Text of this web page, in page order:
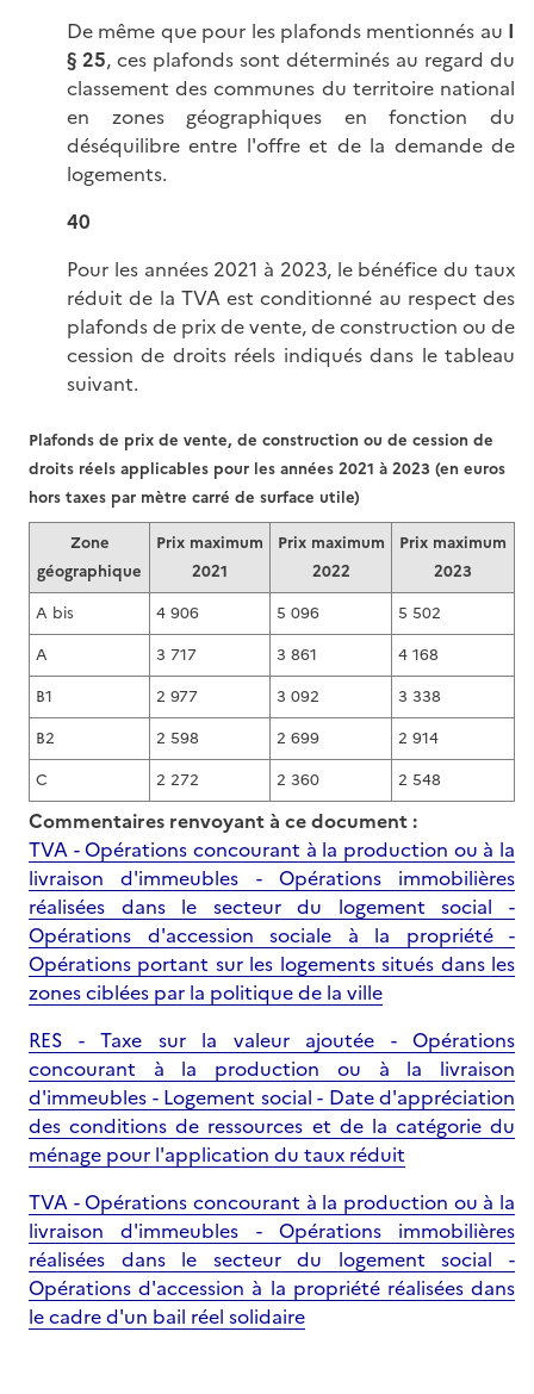
De même que pour les plafonds mentionnés au I
§ 25, ces plafonds sont déterminés au regard du
classement des communes du territoire national
en zones géographiques en fonction du
déséquilibre entre l'offre et de la demande de
logements.
40
Pour les années 2021 à 2023, le bénéfice du taux
réduit de la TVA est conditionné au respect des
plafonds de prix de vente, de construction ou de
cession de droits réels indiqués dans le tableau
suivant.
Zone
géographique
Prix maximum
2021
Prix maximum
2022
Prix maximum
2023
A bis
4 906 5 096
5 502
A
3 717 3 861
4 168
B1
2 977 3 092
3 338
B2
2 598 2 699
2 914
C
2 272 2 360 2 548
Plafonds de prix de vente, de construction ou de cession de
droits réels applicables pour les années 2021 à 2023 (en euros
hors taxes par mètre carré de surface utile)
Commentaires renvoyant à ce document :
TVA - Opérations concourant à la production ou à la
livraison d'immeubles - Opérations immobilières
réalisées dans le secteur du logement social -
Opérations d'accession sociale à la propriété -
Opérations portant sur les logements situés dans les
zones ciblées par la politique de la ville
RES - Taxe sur la valeur ajoutée - Opérations
concourant à la production ou à la livraison
d'immeubles - Logement social - Date d'appréciation
des conditions de ressources et de la catégorie du
ménage pour l'application du taux réduit
TVA - Opérations concourant à la production ou à la
livraison d'immeubles - Opérations immobilières
réalisées dans le secteur du logement social -
Opérations d'accession à la propriété réalisées dans
le cadre d'un bail réel solidaire